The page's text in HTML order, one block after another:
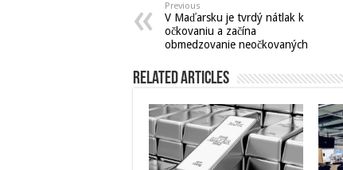
Previous
V Maďarsku je tvrdý nátlak k
očkovaniu a začína
obmedzovanie neočkovaných
Related Articles